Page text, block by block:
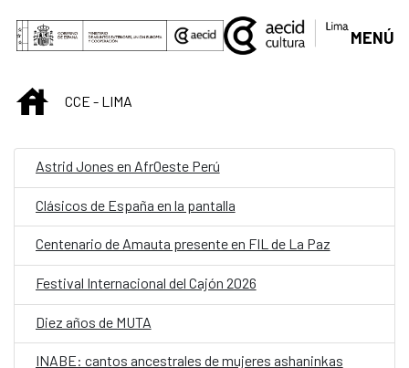
Saltar al contenido principal
MENÚ
INICIOCCE - LIMA
Astrid Jones en AfrOeste Perú
Clásicos de España en la pantalla
Centenario de Amauta presente en FIL de La Paz
Festival Internacional del Cajón 2026
Diez años de MUTA
INABE: cantos ancestrales de mujeres ashaninkas